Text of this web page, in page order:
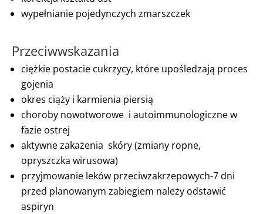
wypełnianie pojedynczych zmarszczek
Przeciwwskazania
ciężkie postacie cukrzycy, które upośledzają proces
gojenia
okres ciąży i karmienia piersią
choroby nowotworowe i autoimmunologiczne w
fazie ostrej
aktywne zakażenia skóry (zmiany ropne,
opryszczka wirusowa)
przyjmowanie leków przeciwzakrzepowych-7 dni
przed planowanym zabiegiem należy odstawić
aspiryn